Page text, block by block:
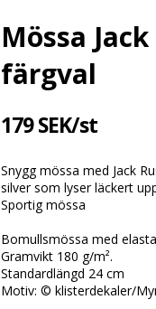
Mössa
färgval
179 SEK/st
Snygg mössa med Jack
silver som lyser läckert
Sportig mössa
Bomullsmössa med
Gramvikt 180 g/m².
Standardlängd 24 cm
Motiv: © klisterdekaler/